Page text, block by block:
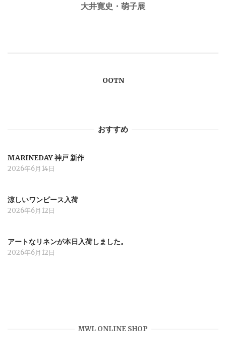
大井寛史・萌子展
OOTN
おすすめ
MARINEDAY 神戸 新作
2026年6月14日
涼しいワンピース入荷
2026年6月12日
アートなリネンが本日入荷しました。
2026年6月12日
MWL ONLINE SHOP